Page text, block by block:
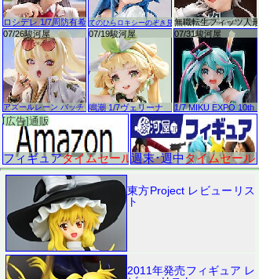
東方Project レビューリス
ト
2011年発売フィギュア レ